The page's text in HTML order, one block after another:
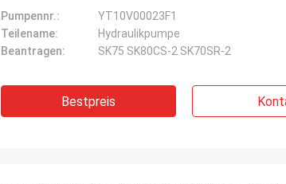
Pumpennr.:
YT10V00023F1
Teilename:
Hydraulikpumpe
Beantragen:
SK75 SK80CS-2 SK70SR-2
Bestpreis